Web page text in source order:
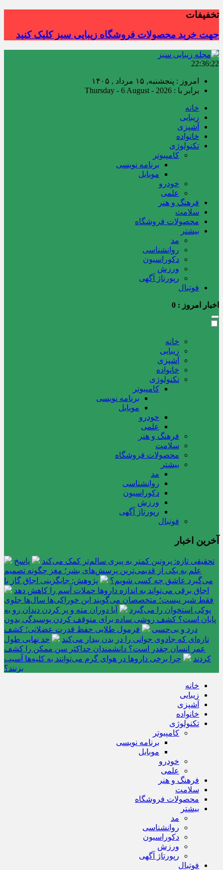
تخفیفات
جهت خرید محصولات فروشگاه زیبایی سبز کلیک کنید
22:36:22
امروز : پنجشنبه, ۱۵ مرداد , ۱۴۰۵
برابر با : Thursday - 6 August - 2026
خانه
زیبایی
آشپزی
خانواده
تکنولوژی
کامپیوتر
برنامه نویسی
موبایل
خودرو
علمی
فرهنگ و هنر
سلامت
محصولات فروشگاه
بیشتر
مد
روانشناسی
دکوراسیون
ورزش
رپورتاژ آگهی
فوتبال
اخبار امروز : 0
خانه
زیبایی
آشپزی
خانواده
تکنولوژی
کامپیوتر
برنامه نویسی
موبایل
خودرو
علمی
فرهنگ و هنر
سلامت
محصولات فروشگاه
بیشتر
مد
روانشناسی
دکوراسیون
ورزش
رپورتاژ آگهی
فوتبال
آخرین اخبار
تحقیقی تازه: پروتین کمتر به پیری سالم‌تر کمک می‌کند
پاسخ
علم به یکی از قدیمی‌ترین پرسش‌های بشر؛ مغز چگونه تصمیم
می‌گیرد عاشق چه کسی شویم؟
پژوهش: جایگزینی اجاق گاز با
اجاق برقی می‌تواند به اندازه داروها حملات آسم را کاهش دهد
فقط شیر نیست؛ متخصصان می‌گویند این خوراکی‌ها سال‌ها جلوی
پوکی استخوان را می‌گیرد
آیا دوران مته و پر کردن دندان رو به
پایان است؟ کشف روشی ساده برای متوقف کردن پوسیدگی بدون
درد و بی‌حسی
فرمول طلایی حفظ قدرت عضلانی؛ کشف
تازه‌ای که جادوی جوانی را در بدن بیدار می‌کند
حد نهایی طول
عمر انسان چقدر است؟ دانشمندان حداکثر سن ممکن را کشف
کردند
چرا برخی داروها در هوای گرم می‌توانند به کلیه‌ها آسیب
بزنند؟
خانه
زیبایی
آشپزی
خانواده
تکنولوژی
کامپیوتر
برنامه نویسی
موبایل
خودرو
علمی
فرهنگ و هنر
سلامت
محصولات فروشگاه
بیشتر
مد
روانشناسی
دکوراسیون
ورزش
رپورتاژ آگهی
فوتبال